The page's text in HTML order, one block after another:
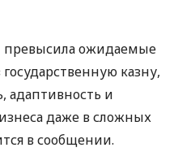
превысила ожидаемые
казну,
адаптивность и
даже в сложных
в сообщении.